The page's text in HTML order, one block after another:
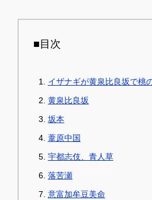
■目次
イザナギが黄泉比良坂で桃
黄泉比良坂
坂本
葦原中国
宇都志伎、青人草
落苦瀬
意富加牟豆美命